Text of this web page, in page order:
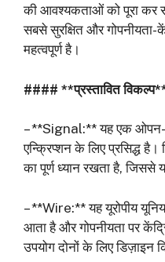
की आवश्यकताओं को पूरा कर
सबसे सुरक्षित और
महत्वपूर्ण है।
#### **प्रस्तावित
– **Signal:** यह एक ओपन-
एन्क्रिप्शन के लिए प्रसिद्ध है।
का पूर्ण ध्यान रखता है,
– **Wire:** यह यूरोपीय
आता है और गोपनीयता पर
उपयोग दोनों के लिए डिज़ाइन